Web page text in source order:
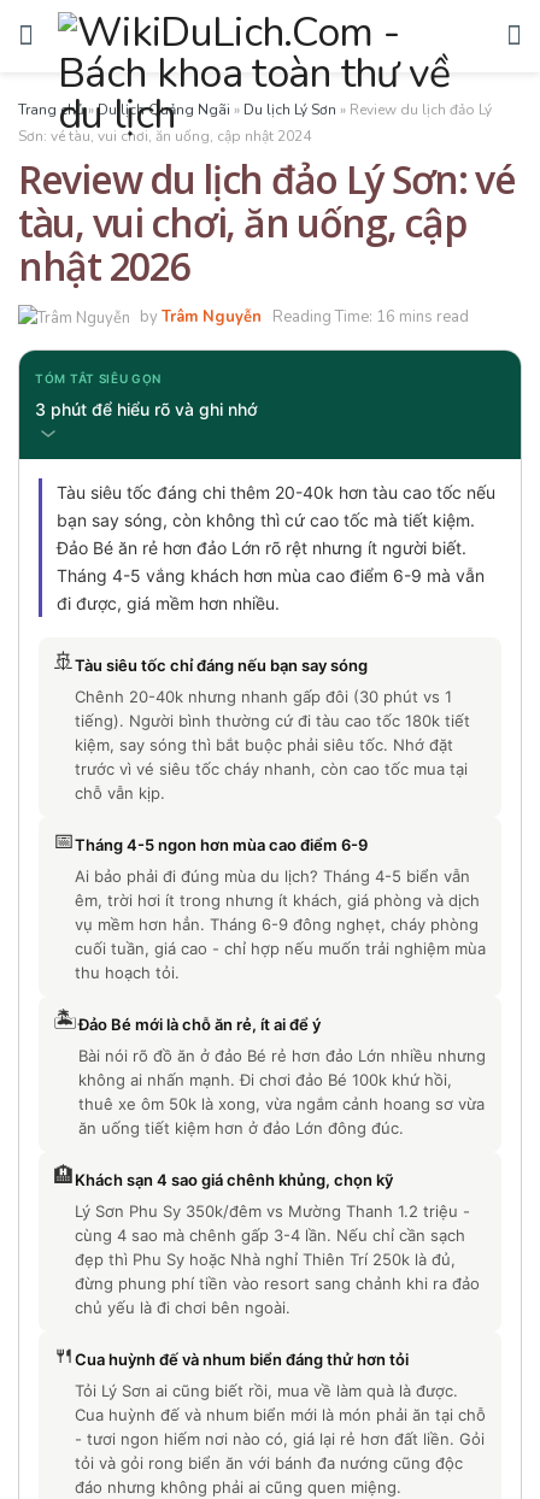
Trang chủ»Du lịch Quảng Ngãi » Du lịch Lý Sơn » Review du lịch đảo Lý
Sơn: vé tàu, vui chơi, ăn uống, cập nhật 2024
Review du lịch đảo Lý Sơn: vé
tàu, vui chơi, ăn uống, cập
nhật 2026
byTrâm Nguyễn Reading Time: 16 mins read
TÓM TẮT SIÊU GỌN
3 phút để hiểu rõ và ghi nhớ
Tàu siêu tốc đáng chi thêm 20-40k hơn tàu cao tốc nếu
bạn say sóng, còn không thì cứ cao tốc mà tiết kiệm.
Đảo Bé ăn rẻ hơn đảo Lớn rõ rệt nhưng ít người biết.
Tháng 4-5 vắng khách hơn mùa cao điểm 6-9 mà vẫn
đi được, giá mềm hơn nhiều.
🚢Tàu siêu tốc chỉ đáng nếu bạn say sóng
Chênh 20-40k nhưng nhanh gấp đôi (30 phút vs 1
tiếng). Người bình thường cứ đi tàu cao tốc 180k tiết
kiệm, say sóng thì bắt buộc phải siêu tốc. Nhớ đặt
trước vì vé siêu tốc cháy nhanh, còn cao tốc mua tại
chỗ vẫn kịp.
📅Tháng 4-5 ngon hơn mùa cao điểm 6-9
Ai bảo phải đi đúng mùa du lịch? Tháng 4-5 biển vẫn
êm, trời hơi ít trong nhưng ít khách, giá phòng và dịch
vụ mềm hơn hẳn. Tháng 6-9 đông nghẹt, cháy phòng
cuối tuần, giá cao - chỉ hợp nếu muốn trải nghiệm mùa
thu hoạch tỏi.
🏝️Đảo Bé mới là chỗ ăn rẻ, ít ai để ý
Bài nói rõ đồ ăn ở đảo Bé rẻ hơn đảo Lớn nhiều nhưng
không ai nhấn mạnh. Đi chơi đảo Bé 100k khứ hồi,
thuê xe ôm 50k là xong, vừa ngắm cảnh hoang sơ vừa
ăn uống tiết kiệm hơn ở đảo Lớn đông đúc.
🏨Khách sạn 4 sao giá chênh khủng, chọn kỹ
Lý Sơn Phu Sy 350k/đêm vs Mường Thanh 1.2 triệu -
cùng 4 sao mà chênh gấp 3-4 lần. Nếu chỉ cần sạch
đẹp thì Phu Sy hoặc Nhà nghỉ Thiên Trí 250k là đủ,
đừng phung phí tiền vào resort sang chảnh khi ra đảo
chủ yếu là đi chơi bên ngoài.
🍴Cua huỳnh đế và nhum biển đáng thử hơn tỏi
Tỏi Lý Sơn ai cũng biết rồi, mua về làm quà là được.
Cua huỳnh đế và nhum biển mới là món phải ăn tại chỗ
- tươi ngon hiếm nơi nào có, giá lại rẻ hơn đất liền. Gỏi
tỏi và gỏi rong biển ăn với bánh đa nướng cũng độc
đáo nhưng không phải ai cũng quen miệng.